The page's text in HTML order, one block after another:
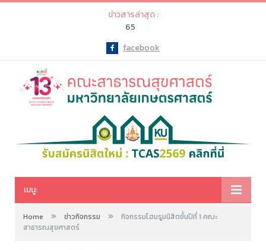
ข่าวสารล่าสุด :
65
Facebook
facebook
เมนู:
Home » ข่าวกิจกรรม »
กิจกรรมโฮมรูมนิสิตชั้นปีที่ 1 คณะ
สาธารณสุขศาสตร์